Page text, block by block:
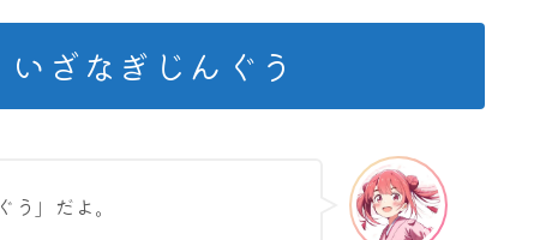
ざなぎじんぐう
」だよ。